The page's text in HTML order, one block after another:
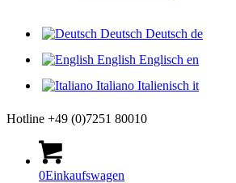
Deutsch Deutsch de
English Englisch en
Italiano Italienisch it
Hotline +49 (0)7251 80010
0Einkaufswagen